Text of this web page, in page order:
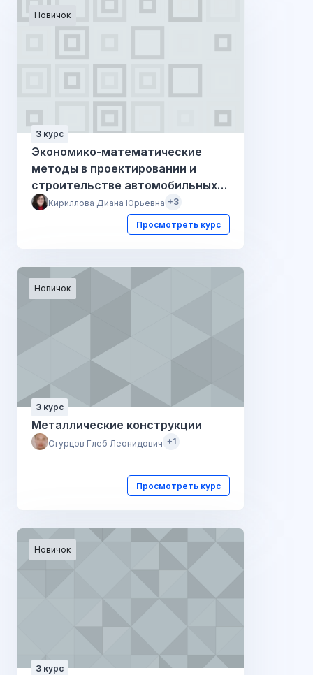
Новичок
3 курс
Экономико-математические
методы в проектировании и
строительстве автомобильных
дорогКириллова Диана Юрьевна +3
Просмотреть курс
Новичок
3 курс
Металлические конструкции
Огурцов Глеб Леонидович +1
Просмотреть курс
Новичок
3 курс